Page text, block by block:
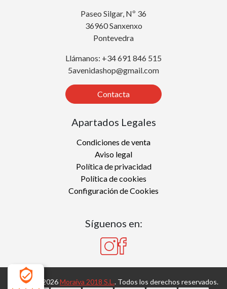
Paseo Silgar, Nº 36
36960 Sanxenxo
Pontevedra
Llámanos: +34 691 846 515
5avenidashop@gmail.com
Contacta
Apartados Legales
Condiciones de venta
Aviso legal
Política de privacidad
Política de cookies
Configuración de Cookies
Síguenos en:
Copyright 2026Moraiva 2018 S.L.. Todos los derechos reservados.